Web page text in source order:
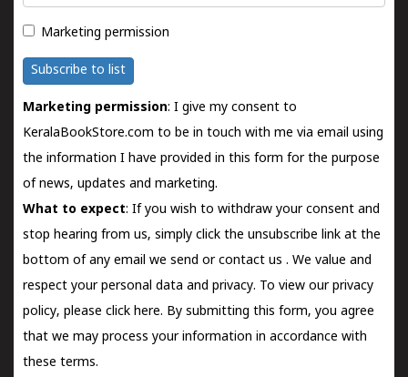
Marketing permission
Subscribe to list
Marketing permission: I give my consent to
KeralaBookStore.com to be in touch with me via email using
the information I have provided in this form for the purpose
of news, updates and marketing.
What to expect: If you wish to withdraw your consent and
stop hearing from us, simply click the unsubscribe link at the
bottom of any email we send orcontact us . We value and
respect your personal data and privacy. To view our privacy
policy, please click here. By submitting this form, you agree
that we may process your information in accordance with
these terms.